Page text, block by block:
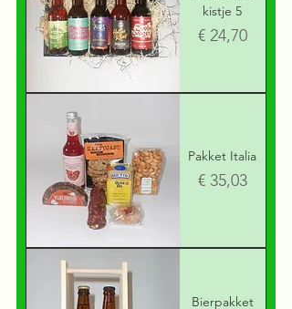
kistje 5
Prijs
€ 24,70
Pakket Italia
Prijs
€ 35,03
Bierpakket